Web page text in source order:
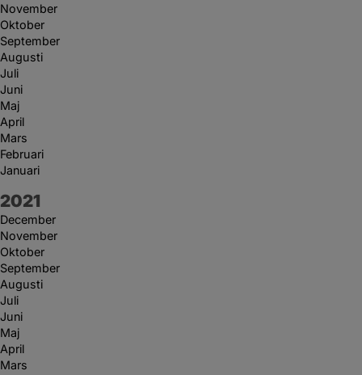
November
Oktober
September
Augusti
Juli
Juni
Maj
April
Mars
Februari
Januari
År:
2021
December
November
Oktober
September
Augusti
Juli
Juni
Maj
April
Mars